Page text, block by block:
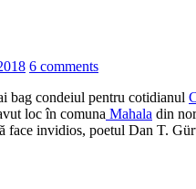
6 comments
bag condeiul pentru cotidianul
loc în comuna Mahala din
face invidios, poetul Dan T.